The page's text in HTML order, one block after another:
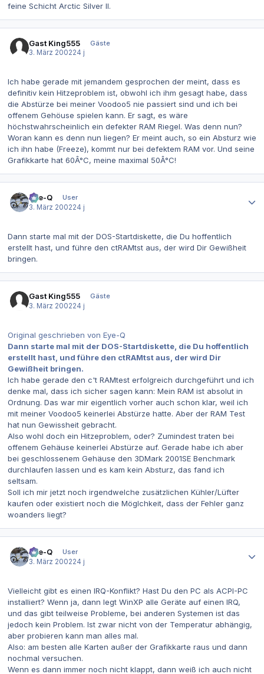
feine Schicht Arctic Silver II.
Gast King555
Gäste
3. März 200224 j
Ich habe gerade mit jemandem gesprochen der meint, dass es
definitiv kein Hitzeproblem ist, obwohl ich ihm gesagt habe, dass
die Abstürze bei meiner Voodoo5 nie passiert sind und ich bei
offenem Gehöuse spielen kann. Er sagt, es wäre
höchstwahrscheinlich ein defekter RAM Riegel. Was denn nun?
Woran kann es denn nun liegen? Er meint auch, so ein Absturz wie
ich ihn habe (Freeze), kommt nur bei defektem RAM vor. Und seine
Grafikkarte hat 60Â°C, meine maximal 50Â°C!
Eye-Q
User
3. März 200224 j
Dann starte mal mit der DOS-Startdiskette, die Du hoffentlich
erstellt hast, und führe den ctRAMtst aus, der wird Dir Gewißheit
bringen.
Gast King555
Gäste
3. März 200224 j
Original geschrieben von Eye-Q
Dann starte mal mit der DOS-Startdiskette, die Du hoffentlich
erstellt hast, und führe den ctRAMtst aus, der wird Dir
Gewißheit bringen.
Ich habe gerade den c't RAMtest erfolgreich durchgeführt und ich
denke mal, dass ich sicher sagen kann: Mein RAM ist absolut in
Ordnung. Das war mir eigentlich vorher auch schon klar, weil ich
mit meiner Voodoo5 keinerlei Abstürze hatte. Aber der RAM Test
hat nun Gewissheit gebracht.
Also wohl doch ein Hitzeproblem, oder? Zumindest traten bei
offenem Gehäuse keinerlei Abstürze auf. Gerade habe ich aber
bei geschlossenem Gehäuse den 3DMark 2001SE Benchmark
durchlaufen lassen und es kam kein Absturz, das fand ich
seltsam.
Soll ich mir jetzt noch irgendwelche zusätzlichen Kühler/Lüfter
kaufen oder existiert noch die Möglchkeit, dass der Fehler ganz
woanders liegt?
Eye-Q
User
3. März 200224 j
Vielleicht gibt es einen IRQ-Konflikt? Hast Du den PC als ACPI-PC
installiert? Wenn ja, dann legt WinXP alle Geräte auf einen IRQ,
und das gibt teilweise Probleme, bei anderen Systemen ist das
jedoch kein Problem. Ist zwar nicht von der Temperatur abhängig,
aber probieren kann man alles mal.
Also: am besten alle Karten außer der Grafikkarte raus und dann
nochmal versuchen.
Wenn es dann immer noch nicht klappt, dann weiß ich auch nicht